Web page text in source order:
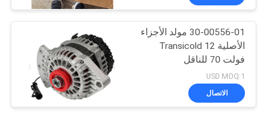
سياسة
الخصوصية
أجزاء الملك الحراري
104
30-00556-01 مولد الأجزاء
الأصلية Transicold 12
فولت 70 للناقل
X2/2100/2500 30-
01114-06 /30-00409-02
USD MOQ:1
الاتصال